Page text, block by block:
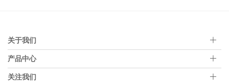
关于我们
产品中心
关注我们